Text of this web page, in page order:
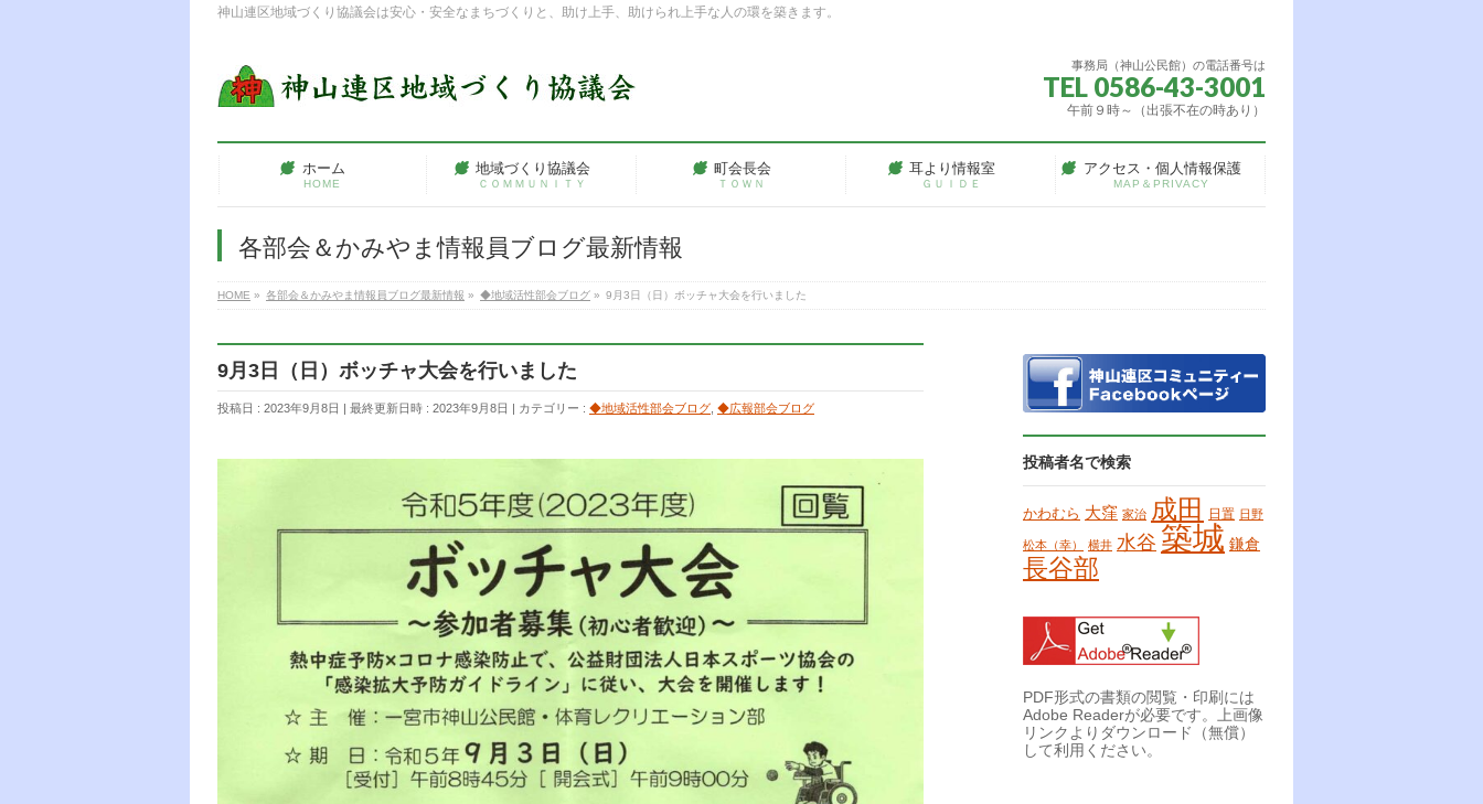
神山連区地域づくり協議会は安心・安全なまちづくりと、助け上手、助けられ上手な人の環を築きます。
事務局（神山公民館）の電話番号は
TEL 0586-43-3001
午前９時～（出張不在の時あり）
ホーム
HOME
地域づくり協議会
ＣＯＭＭＵＮＩＴＹ
町会長会
ＴＯＷＮ
耳より情報室
ＧＵＩＤＥ
アクセス・個人情報保護
MAP＆PRIVACY
各部会＆かみやま情報員ブログ最新情報
HOME » 各部会＆かみやま情報員ブログ最新情報 » ◆地域活性部会ブログ » 9月3日（日）ボッチャ大会を行いました
9月3日（日）ボッチャ大会を行いました
投稿日 : 2023年9月8日 最終更新日時 : 2023年9月8日 カテゴリー : ◆地域活性部会ブログ ◆広報部会ブログ
投稿者名で検索
かわむら 大窪 家治 成田 日置 日野
松本（幸） 横井 水谷 築城 鎌倉
長谷部
PDF形式の書類の閲覧・印刷には
Adobe Readerが必要です。上画像
リンクよりダウンロード（無償）
して利用ください。